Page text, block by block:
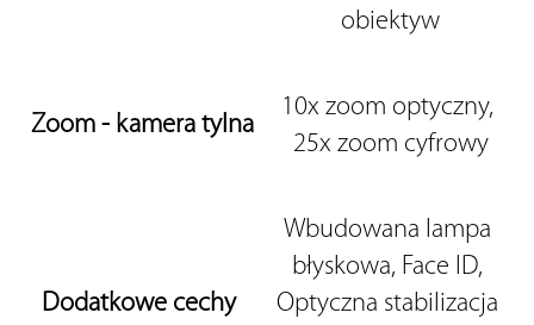
obiektyw
Zoom - kamera tylna
10x zoom optyczny,
25x zoom cyfrowy
Dodatkowe cechy
Wbudowana lampa
błyskowa, Face ID,
Optyczna stabilizacja